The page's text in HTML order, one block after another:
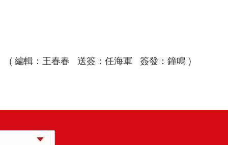
( 編輯：王春春 送簽：任海軍 簽發：鐘鳴 )